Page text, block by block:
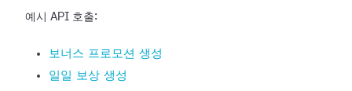
예시 API 호출:
보너스 프로모션 생성
일일 보상 생성